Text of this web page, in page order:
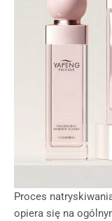
Proces
opiera się na